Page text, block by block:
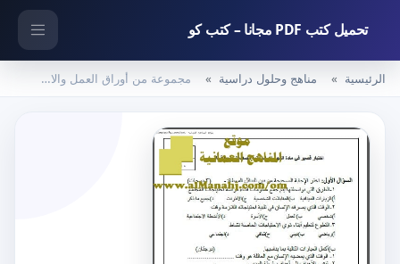
تحميل كتب PDF مجانا – كتب كو
الرئيسية مناهج وحلول دراسية مجموعة من أوراق العمل والاختبارات القصيرة (مهارات حياتية) السابع